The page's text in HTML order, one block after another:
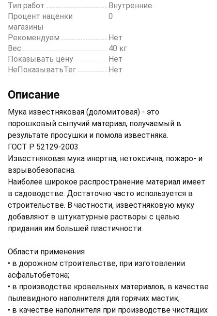
Тип работ
Внутренние
Процент наценки
магазины
0
Рекомендуем
Нет
Вес
40 кг
Показывать цену
Нет
НеПоказыватьТег
Нет
Описание
Мука известняковая (доломитовая) - это
порошковый сыпучий материал, получаемый в
результате просушки и помола известняка.
ГОСТ Р 52129-2003
Известняковая мука инертна, нетоксична, пожаро- и
взрывобезопасна.
Наиболее широкое распространение материал имеет
в садоводстве. Достаточно часто используется в
строительстве. В частности, известняковую муку
добавляют в штукатурные растворы с целью
придания им большей пластичности.
Области применения
• в дорожном строительстве, при изготовлении
асфальтобетона;
• в производстве кровельных материалов, в качестве
пылевидного наполнителя для горячих мастик;
• в качестве наполнителя при производстве чистящих